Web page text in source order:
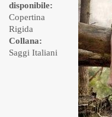
disponibile:
Copertina
Rigida
Collana:
Saggi Italiani